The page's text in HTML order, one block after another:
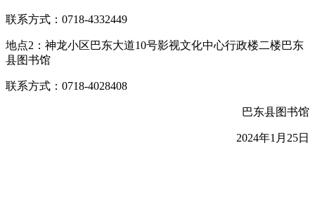
联系方式：0718-4332449
地点2：神龙小区巴东大道10号影视文化中心行政楼二楼巴东
县图书馆
联系方式：0718-4028408
巴东县图书馆
2024年1月25日